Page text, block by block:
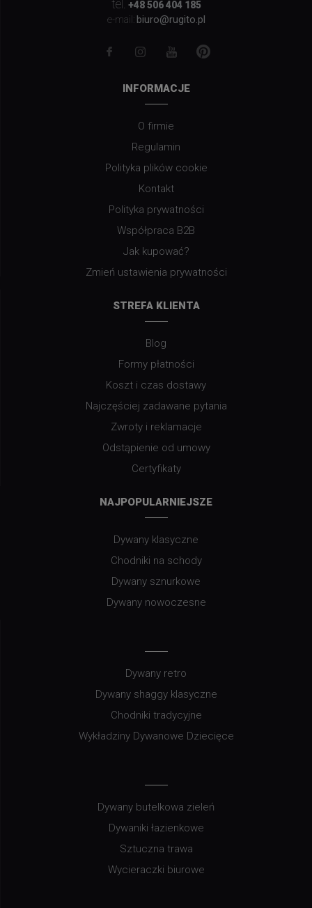
tel. +48 506 404 185
e-mail: biuro@rugito.pl
INFORMACJE
O firmie
Regulamin
Polityka plików cookie
Kontakt
Polityka prywatności
Współpraca B2B
Jak kupować?
Zmień ustawienia prywatności
STREFA KLIENTA
Blog
Formy płatności
Koszt i czas dostawy
Najczęściej zadawane pytania
Zwroty i reklamacje
Odstąpienie od umowy
Certyfikaty
NAJPOPULARNIEJSZE
Dywany klasyczne
Chodniki na schody
Dywany sznurkowe
Dywany nowoczesne
Dywany retro
Dywany shaggy klasyczne
Chodniki tradycyjne
Wykładziny Dywanowe Dziecięce
Dywany butelkowa zieleń
Dywaniki łazienkowe
Sztuczna trawa
Wycieraczki biurowe